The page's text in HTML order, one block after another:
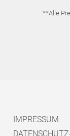
**Alle
IMPRESSUM